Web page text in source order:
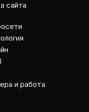
сайта
и работа